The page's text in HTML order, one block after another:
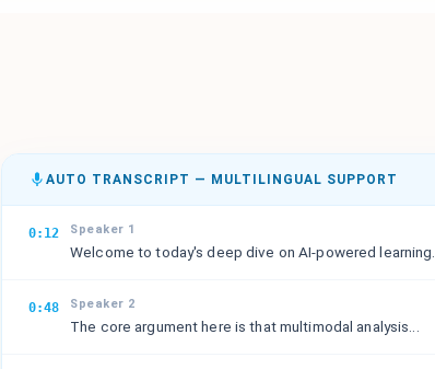
AUTO TRANSCRIPT — MULTILINGUAL SUPPORT
0:12 Speaker 1
Welcome to today's deep dive on AI-powered learning...
0:48 Speaker 2
The core argument here is that multimodal analysis...